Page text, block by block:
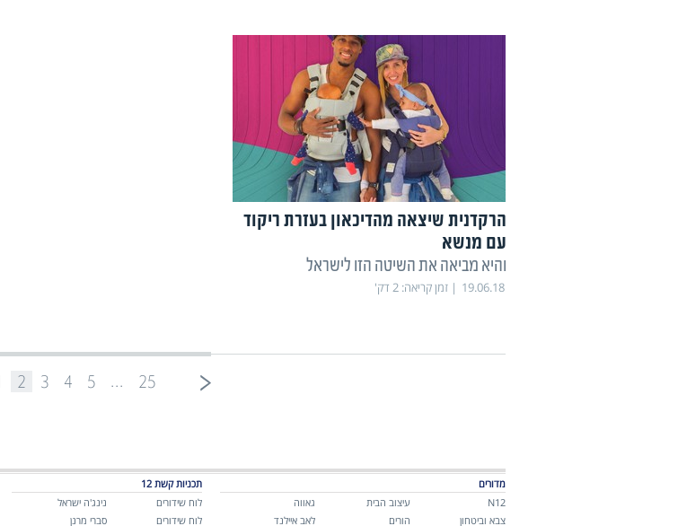
הרקדנית שיצאה מהדיכאון בעזרת ריקוד
עם מנשא
והיא מביאה את השיטה הזו לישראל
19.06.18 זמן קריאה:2 דק'
2 3 4 5 ... 25
מדורים
N12
צבא וביטחון
עיצוב הבית
הורים
גאווה
לאב איילנד
תכניות קשת 12
לוח שידורים
לוח שידורים
נינג'ה ישראל
סברי מרנן